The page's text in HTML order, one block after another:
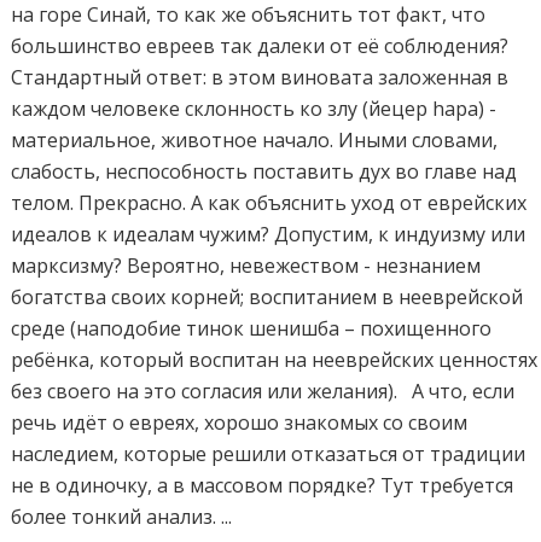
на горе Синай, то как же объяснить тот факт, что
большинство евреев так далеки от её соблюдения?
Стандартный ответ: в этом виновата заложенная в
каждом человеке склонность ко злу (йецер hара) -
материальное, животное начало. Иными словами,
слабость, неспособность поставить дух во главе над
телом. Прекрасно. А как объяснить уход от еврейских
идеалов к идеалам чужим? Допустим, к индуизму или
марксизму? Вероятно, невежеством - незнанием
богатства своих корней; воспитанием в нееврейской
среде (наподобие тинок шенишба – похищенного
ребёнка, который воспитан на нееврейских ценностях
без своего на это согласия или желания). А что, если
речь идёт о евреях, хорошо знакомых со своим
наследием, которые решили отказаться от традиции
не в одиночку, а в массовом порядке? Тут требуется
более тонкий анализ. ...